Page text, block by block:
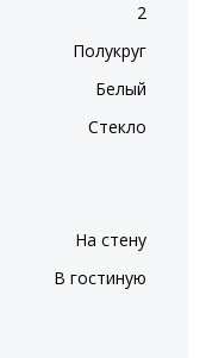
2
Полукруг
Белый
Стекло
На стену
В гостиную